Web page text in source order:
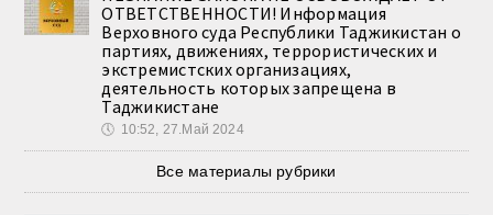
ОТВЕТСТВЕННОСТИ! Информация
Верховного суда Республики Таджикистан о
партиях, движениях, террористических и
экстремистских организациях,
деятельность которых запрещена в
Таджикистане
🕔 10:52, 27.Май 2024
Все материалы рубрики